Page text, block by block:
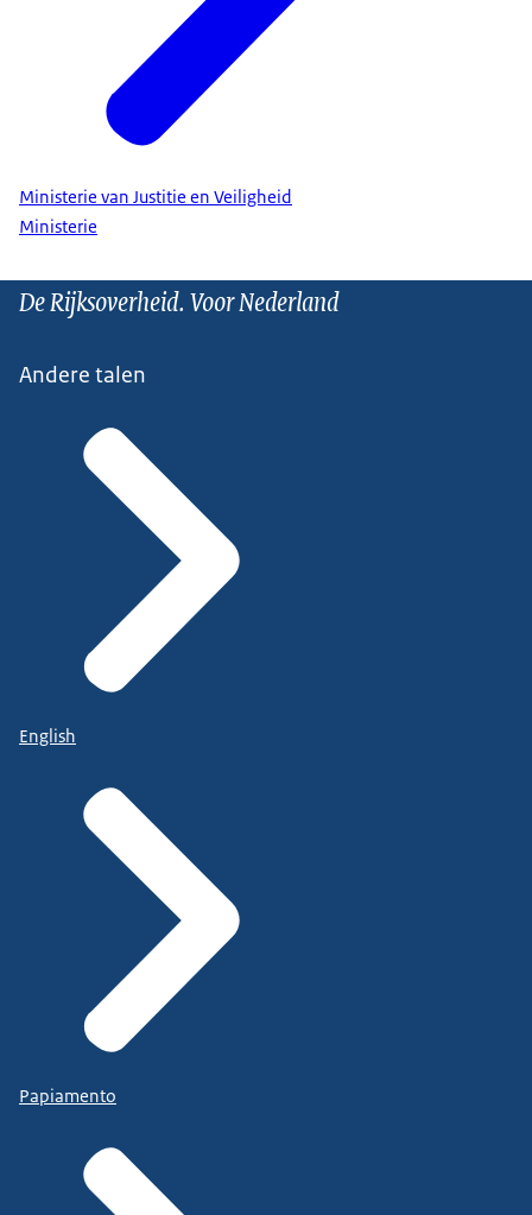
Ministerie van Justitie en Veiligheid
Ministerie
De Rijksoverheid. Voor Nederland
Andere talen
English
Papiamento